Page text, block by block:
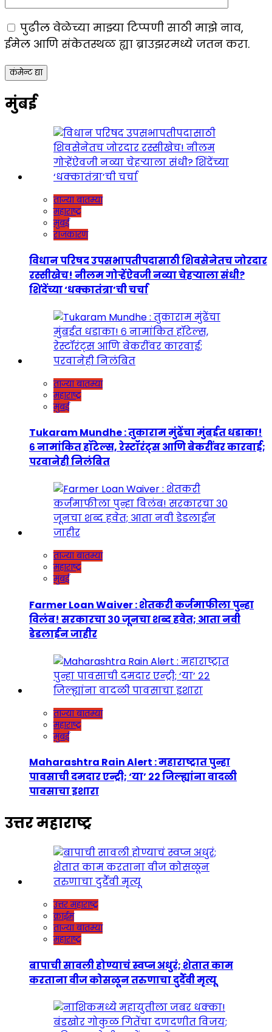
पुढील वेळेच्या माझ्या टिप्पणी साठी माझे नाव,
ईमेल आणि संकेतस्थळ ह्या ब्राउझरमध्ये जतन करा.
मुंबई
ताज्या बातम्या
महाराष्ट्र
मुंबई
राजकारण
विधान परिषद उपसभापतीपदासाठी शिवसेनेतच जोरदार
रस्सीखेच! नीलम गोऱ्हेंऐवजी नव्या चेहऱ्याला संधी?
शिंदेंच्या ‘धक्कातंत्रा’ची चर्चा
ताज्या बातम्या
महाराष्ट्र
मुंबई
Tukaram Mundhe : तुकाराम मुंढेंचा मुंबईत धडाका!
६ नामांकित हॉटेल्स, रेस्टॉरंट्स आणि बेकरींवर कारवाई;
परवानेही निलंबित
ताज्या बातम्या
महाराष्ट्र
मुंबई
Farmer Loan Waiver : शेतकरी कर्जमाफीला पुन्हा
विलंब! सरकारचा ३० जूनचा शब्द हवेत; आता नवी
डेडलाईन जाहीर
ताज्या बातम्या
महाराष्ट्र
मुंबई
Maharashtra Rain Alert : महाराष्ट्रात पुन्हा
पावसाची दमदार एन्ट्री; ‘या’ २२ जिल्ह्यांना वादळी
पावसाचा इशारा
उत्तर महाराष्ट्र
उत्तर महाराष्ट्र
क्राईम
ताज्या बातम्या
महाराष्ट्र
बापाची सावली होण्याचं स्वप्न अधुरं; शेतात काम
करताना वीज कोसळून तरुणाचा दुर्दैवी मृत्यू